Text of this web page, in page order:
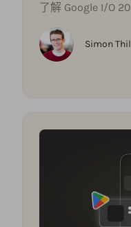
了解 Google I/O
Simon